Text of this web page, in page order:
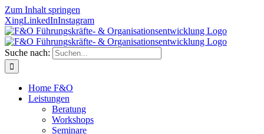
Zum Inhalt springen
XingLinkedInInstagram
Suche nach:
Home F&O
Leistungen
Beratung
Workshops
Seminare